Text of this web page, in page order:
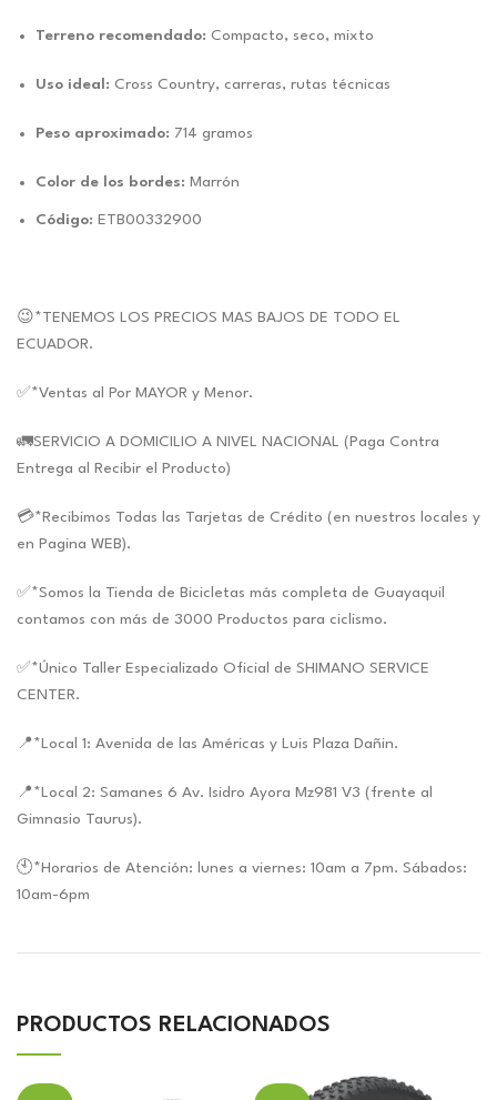
Terreno recomendado: Compacto, seco, mixto
Uso ideal: Cross Country, carreras, rutas técnicas
Peso aproximado: 714 gramos
Color de los bordes: Marrón
Código: ETB00332900
😉*TENEMOS LOS PRECIOS MAS BAJOS DE TODO EL
ECUADOR.
✅*Ventas al Por MAYOR y Menor.
🚛SERVICIO A DOMICILIO A NIVEL NACIONAL (Paga Contra
Entrega al Recibir el Producto)
💳*Recibimos Todas las Tarjetas de Crédito (en nuestros locales y
en Pagina WEB).
✅*Somos la Tienda de Bicicletas más completa de Guayaquil
contamos con más de 3000 Productos para ciclismo.
✅*Único Taller Especializado Oficial de SHIMANO SERVICE
CENTER.
📍*Local 1: Avenida de las Américas y Luis Plaza Dañin.
📍*Local 2: Samanes 6 Av. Isidro Ayora Mz981 V3 (frente al
Gimnasio Taurus).
🕙*Horarios de Atención: lunes a viernes: 10am a 7pm. Sábados:
10am-6pm
PRODUCTOS RELACIONADOS